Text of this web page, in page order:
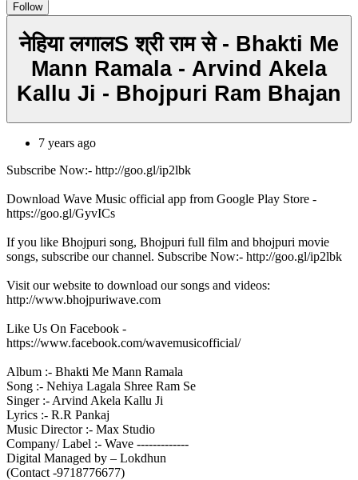
Follow
नेहिया लगालS श्री राम से - Bhakti Me
Mann Ramala - Arvind Akela
Kallu Ji - Bhojpuri Ram Bhajan
7 years ago
Subscribe Now:- http://goo.gl/ip2lbk
Download Wave Music official app from Google Play Store -
https://goo.gl/GyvICs
If you like Bhojpuri song, Bhojpuri full film and bhojpuri movie
songs, subscribe our channel. Subscribe Now:- http://goo.gl/ip2lbk
Visit our website to download our songs and videos:
http://www.bhojpuriwave.com
Like Us On Facebook -
https://www.facebook.com/wavemusicofficial/
Album :- Bhakti Me Mann Ramala
Song :- Nehiya Lagala Shree Ram Se
Singer :- Arvind Akela Kallu Ji
Lyrics :- R.R Pankaj
Music Director :- Max Studio
Company/ Label :- Wave -------------
Digital Managed by – Lokdhun
(Contact -9718776677)